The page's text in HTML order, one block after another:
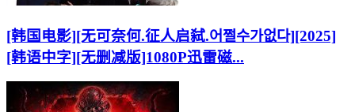
[韩国电影][无可奈何.征人启弑.어쩔수가없다][2025]
[韩语中字][无删减版]1080P迅雷磁...